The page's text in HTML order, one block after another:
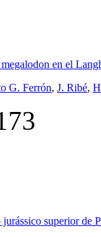
en el
G. Ferrón, J. Ribé,
superior de